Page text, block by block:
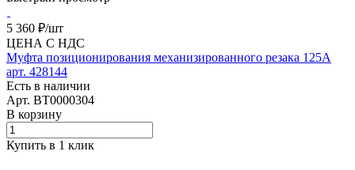
5 360 ₽/шт
ЦЕНА С НДС
Муфта позиционирования механизированного резака 125А
арт. 428144
Есть в наличии
Арт. BT0000304
В корзину
Купить в 1 клик